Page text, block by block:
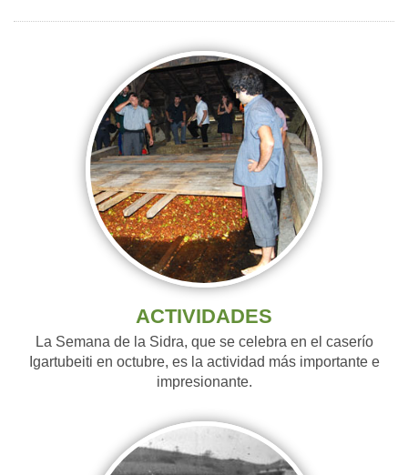
ACTIVIDADES
La Semana de la Sidra, que se celebra en el caserío
Igartubeiti en octubre, es la actividad más importante e
impresionante.